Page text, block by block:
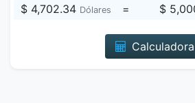
$ 4,702.34 Dólares = $
Calculadora